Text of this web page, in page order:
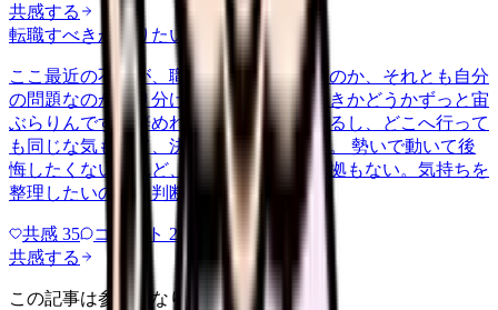
共感する
転職すべきか知りたい other2026/6/26
ここ最近の不調が、職場の環境のせいなのか、それとも自分
の問題なのか切り分けられず、転職すべきかどうかずっと宙
ぶらりんです。辞めれば楽になる気もするし、どこへ行って
も同じな気もして、決め手がありません。 勢いで動いて後
悔したくないけれど、このまま留まる根拠もない。気持ちを
整理したいので、判断材料の集…
共感 35 コメント 2
共感する
この記事は参考になりましたか？